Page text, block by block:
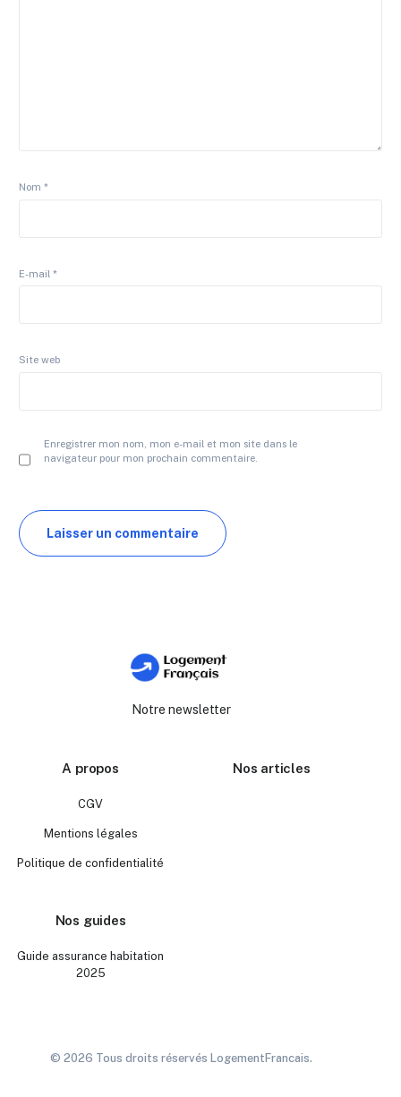
Nom*
E-mail*
Site web
Enregistrer mon nom, mon e-mail et mon site dans le
navigateur pour mon prochain commentaire.
Notre newsletter
A propos
CGV
Mentions légales
Politique de confidentialité
Nos articles
Nos guides
Guide assurance habitation
2025
© 2026 Tous droits réservés LogementFrancais.